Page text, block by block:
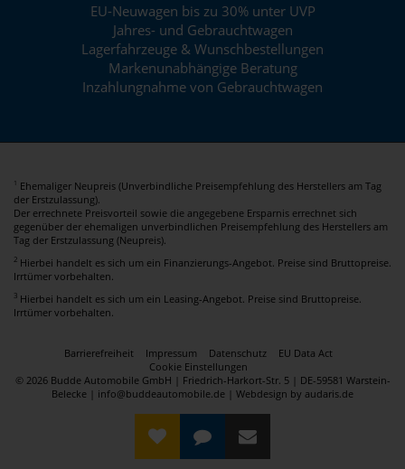
EU-Neuwagen bis zu 30% unter UVP
Jahres- und Gebrauchtwagen
Lagerfahrzeuge & Wunschbestellungen
Markenunabhängige Beratung
Inzahlungnahme von Gebrauchtwagen
1
Ehemaliger Neupreis (Unverbindliche Preisempfehlung des Herstellers am Tag
der Erstzulassung).
Der errechnete Preisvorteil sowie die angegebene Ersparnis errechnet sich
gegenüber der ehemaligen unverbindlichen Preisempfehlung des Herstellers am
Tag der Erstzulassung (Neupreis).
2 Hierbei handelt es sich um ein Finanzierungs-Angebot. Preise sind Bruttopreise.
Irrtümer vorbehalten.
3 Hierbei handelt es sich um ein Leasing-Angebot. Preise sind Bruttopreise.
Irrtümer vorbehalten.
Barrierefreiheit Impressum Datenschutz
EU Data Act
Cookie Einstellungen
© 2026 Budde Automobile GmbH | Friedrich-Harkort-Str. 5 | DE-59581 Warstein-
Belecke | info@buddeautomobile.de | Webdesign by audaris.de